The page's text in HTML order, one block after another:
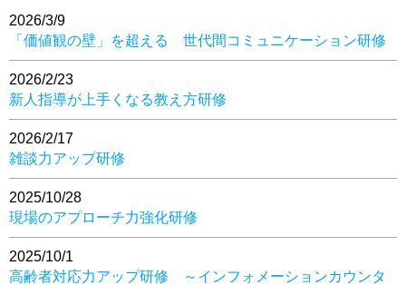
2026/3/9
「価値観の壁」を超える 世代間コミュニケーション研修
2026/2/23
新人指導が上手くなる教え方研修
2026/2/17
雑談力アップ研修
2025/10/28
現場のアプローチ力強化研修
2025/10/1
高齢者対応力アップ研修 ～インフォメーションカウンタ